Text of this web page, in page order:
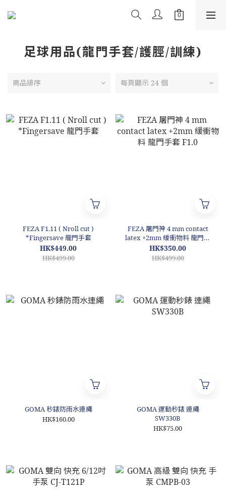
足球用品(龍門手套/護脛/訓練)
商品排序 每頁顯示 24 個
FEZA F1.11 ( Nroll cut )
*Fingersave 龍門手套
HK$449.00
HK$499.00
FEZA 屠門神 4 mm contact
latex +2mm 緩衝物料 龍門手
套 F1.0
HK$350.00
HK$499.00
GOMA 秒錶防雨水連繩
HK$160.00
GOMA 運動秒錶 連繩
SW330B
HK$75.00